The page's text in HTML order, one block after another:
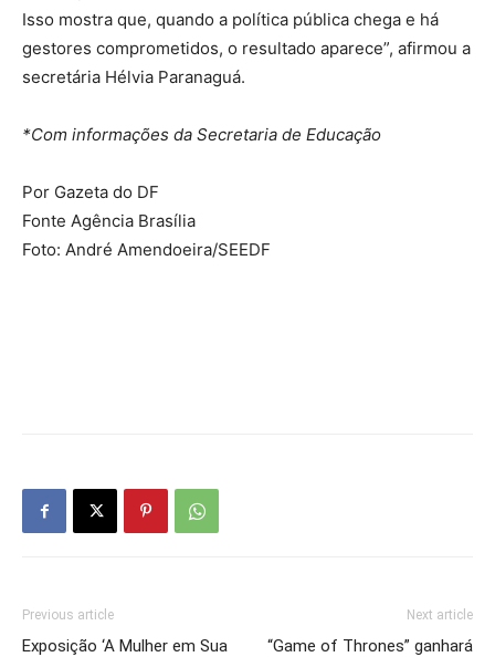
Isso mostra que, quando a política pública chega e há
gestores comprometidos, o resultado aparece”, afirmou a
secretária Hélvia Paranaguá.
*Com informações da Secretaria de Educação
Por Gazeta do DF
Fonte Agência Brasília
Foto: André Amendoeira/SEEDF
Previous article
Exposição ‘A Mulher em Sua
Next article
“Game of Thrones” ganhará